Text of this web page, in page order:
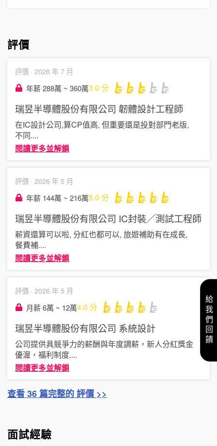
評價
評價 · 2026 年 7 月
年薪 288萬 ~ 360萬3.0 分
瑞昱半導體股份有限公司 韌體設計工程師
在IC設計公司,算CP值高, 但重要還是投對部門老版,
不同....
閱讀更多並解鎖
評價 · 2026 年 5 月
年薪 144萬 ~ 216萬5.0 分
瑞昱半導體股份有限公司 IC封裝╱測試工程師
薪資還算可以啦, 分紅也都可以, 旅遊補助有在成長,
餐費補....
閱讀更多並解鎖
評價 · 2026 年 5 月
月薪 6萬 ~ 12萬4.0 分
瑞昱半導體股份有限公司 系統設計
公司提供具競爭力的薪酬與年度調薪，新人分紅獎金
優渥，福利制度....
閱讀更多並解鎖
查看 36 篇完整的 評價 >>
面試經驗
給我們回饋